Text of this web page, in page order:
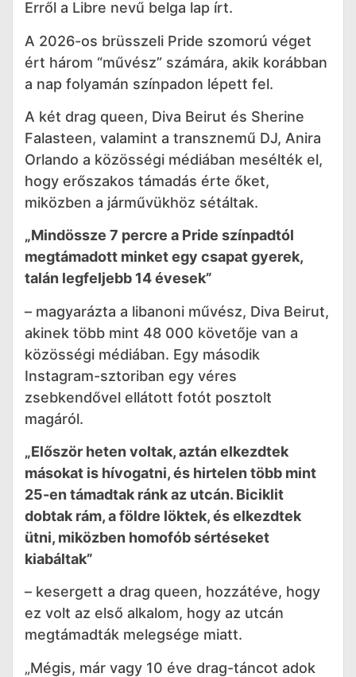
Erről a Libre nevű belga lap írt.
A 2026-os brüsszeli Pride szomorú véget
ért három “művész” számára, akik korábban
a nap folyamán színpadon lépett fel.
A két drag queen, Diva Beirut és Sherine
Falasteen, valamint a transznemű DJ, Anira
Orlando a közösségi médiában mesélték el,
hogy erőszakos támadás érte őket,
miközben a járművükhöz sétáltak.
„Mindössze 7 percre a Pride színpadtól
megtámadott minket egy csapat gyerek,
talán legfeljebb 14 évesek”
– magyarázta a libanoni művész, Diva Beirut,
akinek több mint 48 000 követője van a
közösségi médiában. Egy második
Instagram-sztoriban egy véres
zsebkendővel ellátott fotót posztolt
magáról.
„Először heten voltak, aztán elkezdtek
másokat is hívogatni, és hirtelen több mint
25-en támadtak ránk az utcán. Biciklit
dobtak rám, a földre löktek, és elkezdtek
ütni, miközben homofób sértéseket
kiabáltak”
– kesergett a drag queen, hozzátéve, hogy
ez volt az első alkalom, hogy az utcán
megtámadták melegsége miatt.
„Mégis, már vagy 10 éve drag-táncot adok